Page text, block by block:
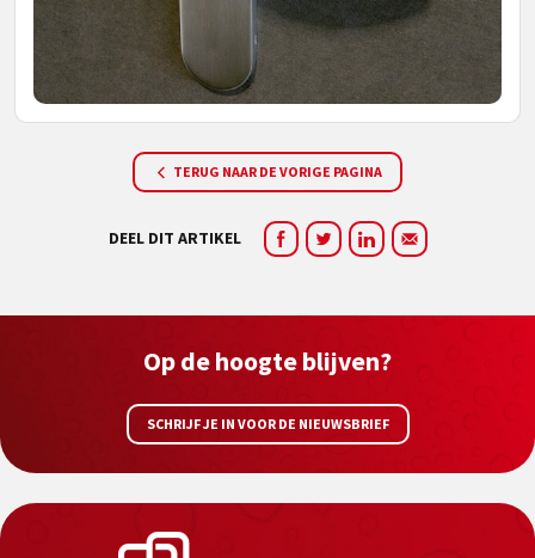
TERUG NAAR DE VORIGE PAGINA
DEEL DIT ARTIKEL
Op de hoogte blijven?
SCHRIJF JE IN VOOR DE NIEUWSBRIEF